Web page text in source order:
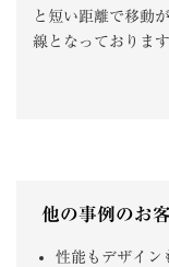
と短い距離で移動
線となっております
他の事例のお
性能もデザイン